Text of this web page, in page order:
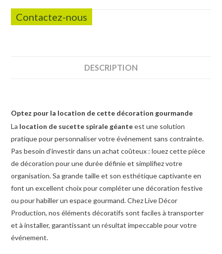
Contactez-nous
DESCRIPTION
Optez pour la location de cette décoration gourmande
La location de sucette spirale géanteest une solution
pratique pour personnaliser votre événement sans contrainte.
Pas besoin d’investir dans un achat coûteux : louez cette pièce
de décoration pour une durée définie et simplifiez votre
organisation. Sa grande taille et son esthétique captivante en
font un excellent choix pour compléter une décoration festive
ou pour habiller un espace gourmand. Chez Live Décor
Production, nos éléments décoratifs sont faciles à transporter
et à installer, garantissant un résultat impeccable pour votre
événement.